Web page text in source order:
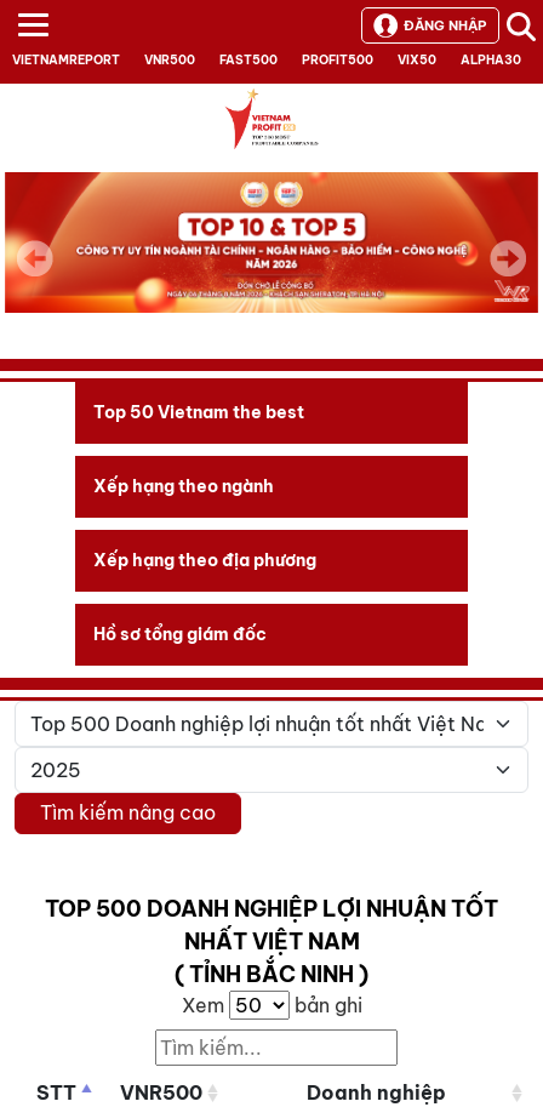
VIETNAMREPORT VNR500 FAST500 PROFIT500 VIX50 ALPHA30
ĐĂNG NHẬP
Next
Top 50 Vietnam the best
Xếp hạng theo ngành
Xếp hạng theo địa phương
Hồ sơ tổng giám đốc
Tìm kiếm nâng cao
TOP 500 DOANH NGHIỆP LỢI NHUẬN TỐT
NHẤT VIỆT NAM
( TỈNH BẮC NINH )
Xem bản ghi
STT VNR500 Doanh nghiệp